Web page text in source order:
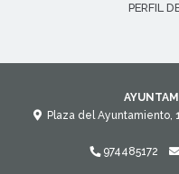
PERFIL
Plaza del Ayuntamiento, 1
974485172